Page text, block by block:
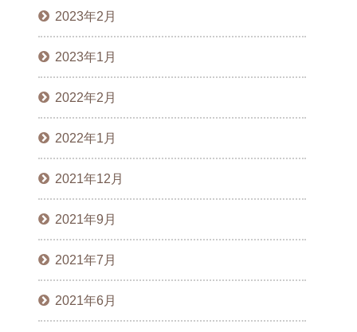
2023年2月
2023年1月
2022年2月
2022年1月
2021年12月
2021年9月
2021年7月
2021年6月